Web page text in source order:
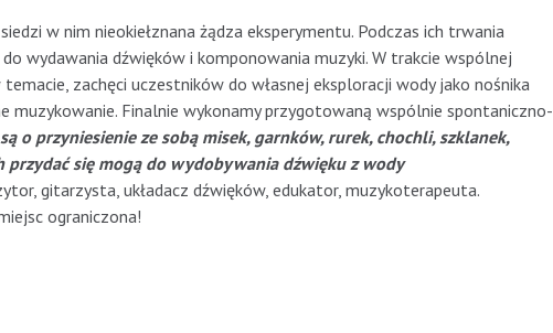
w nim nieokiełznana żądza eksperymentu. Podczas ich trwania
wydawania dźwięków i komponowania muzyki. W trakcie wspólnej
zachęci uczestników do własnej eksploracji wody jako nośnika
Finalnie wykonamy przygotowaną wspólnie spontaniczno-
o przyniesienie ze sobą misek, garnków, rurek, chochli, szklanek,
przydać się mogą do wydobywania dźwięku z wody
gitarzysta, układacz dźwięków, edukator, muzykoterapeuta.
ograniczona!